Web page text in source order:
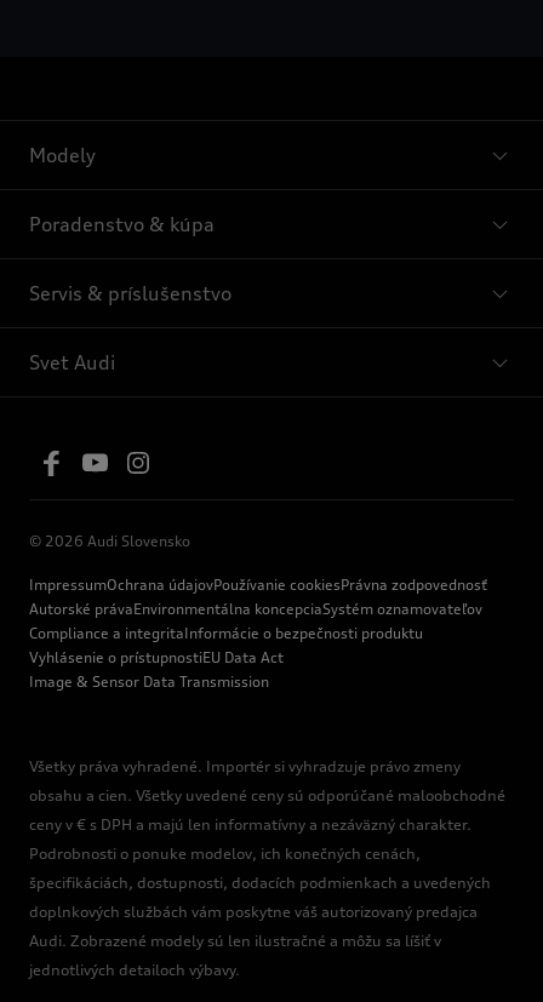
Modely
Poradenstvo & kúpa
Servis & príslušenstvo
Svet Audi
© 2026 Audi Slovensko
ImpressumOchrana údajovPoužívanie cookiesPrávna zodpovednosť
Autorské právaEnvironmentálna koncepciaSystém oznamovateľov
Compliance a integritaInformácie o bezpečnosti produktu
Vyhlásenie o prístupnostiEU Data Act
Image & Sensor Data Transmission
Všetky práva vyhradené. Importér si vyhradzuje právo zmeny
obsahu a cien. Všetky uvedené ceny sú odporúčané maloobchodné
ceny v € s DPH a majú len informatívny a nezáväzný charakter.
Podrobnosti o ponuke modelov, ich konečných cenách,
špecifikáciách, dostupnosti, dodacích podmienkach a uvedených
doplnkových službách vám poskytne váš autorizovaný predajca
Audi. Zobrazené modely sú len ilustračné a môžu sa líšiť v
jednotlivých detailoch výbavy.